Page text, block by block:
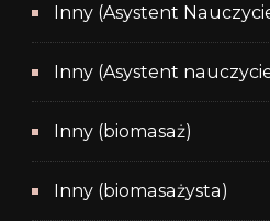
Inny (Asystent
Inny (Asystent
Inny (biomasaż)
Inny (biomasażysta)